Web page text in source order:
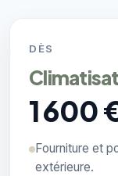
DÈS
1 600
Fourniture et
extérieure.